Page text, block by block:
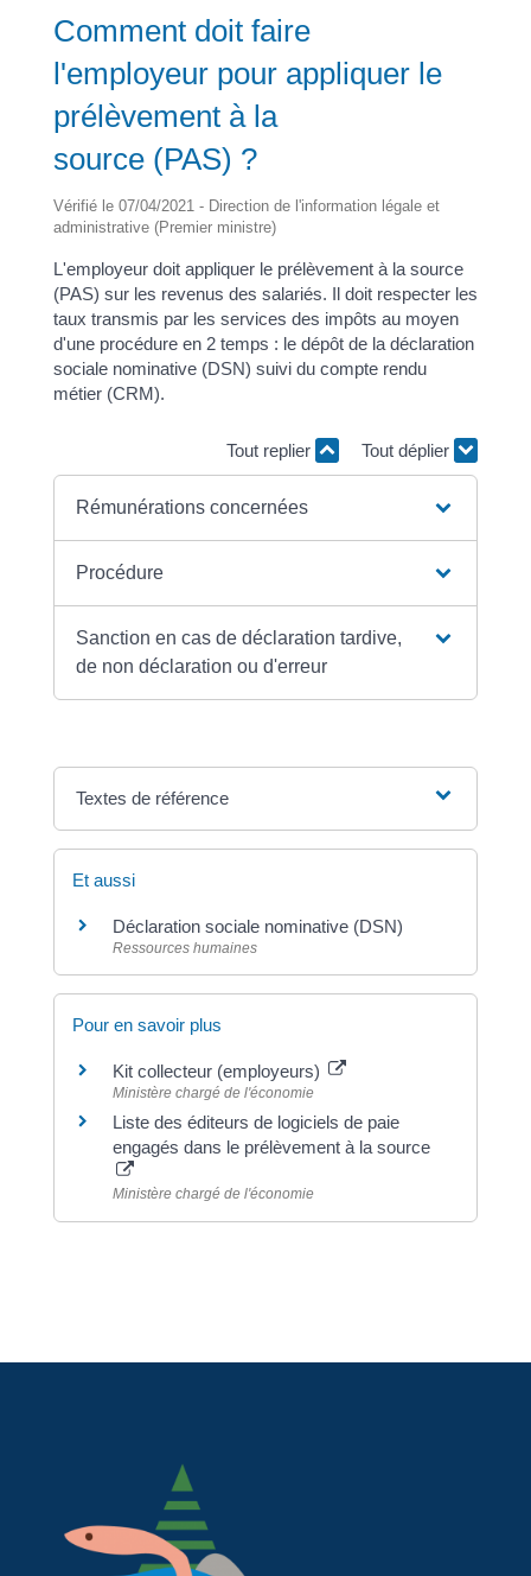
Comment doit faire
l'employeur pour appliquer le
prélèvement à la
source (PAS) ?
Vérifié le 07/04/2021 - Direction de l'information légale et
administrative (Premier ministre)
L'employeur doit appliquer le prélèvement à la source
(PAS) sur les revenus des salariés. Il doit respecter les
taux transmis par les services des impôts au moyen
d'une procédure en 2 temps : le dépôt de la déclaration
sociale nominative (DSN) suivi du compte rendu
métier (CRM).
Tout replier Tout déplier
Rémunérations concernées
Procédure
Sanction en cas de déclaration tardive,
de non déclaration ou d'erreur
Textes de référence
Et aussi
Déclaration sociale nominative (DSN)
Ressources humaines
Pour en savoir plus
Kit collecteur (employeurs)
Ministère chargé de l'économie
Liste des éditeurs de logiciels de paie
engagés dans le prélèvement à la source
Ministère chargé de l'économie